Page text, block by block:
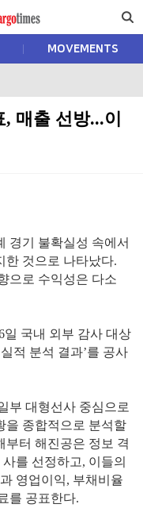
MOVEMENTS
매출 선방...이
경기 불확실성 속에서
한 것으로 나타났다.
으로 수익성은 다소
일 국내 외부 감사 대상
적 분석 결과’를 공사
부 대형선사 중심으로
을 종합적으로 분석할
부터 해진공은 정보 격
를 선정하고, 이들의
영업이익, 부채비율
를 공표한다.